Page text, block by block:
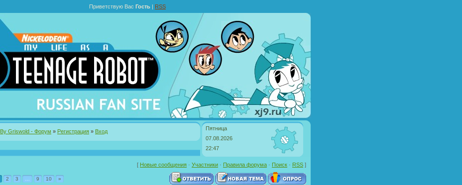
Приветствую Вас Гость | RSS
By Griswold - Форум » Регистрация » Вход
Пятница
07.08.2026
22:47
[ Новые сообщения · Участники · Правила форума · Поиск · RSS ]
2 3 9 10 »